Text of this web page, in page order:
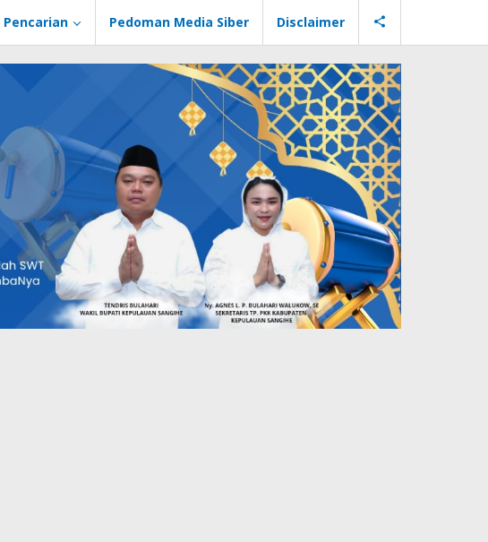
Pencarian Pedoman Media Siber Disclaimer